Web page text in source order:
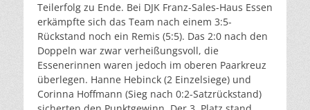
Teilerfolg zu Ende. Bei DJK Franz-Sales-Haus Essen
erkämpfte sich das Team nach einem 3:5-
Rückstand noch ein Remis (5:5). Das 2:0 nach den
Doppeln war zwar verheißungsvoll, die
Essenerinnen waren jedoch im oberen Paarkreuz
überlegen. Hanne Hebinck (2 Einzelsiege) und
Corinna Hoffmann (Sieg nach 0:2-Satzrückstand)